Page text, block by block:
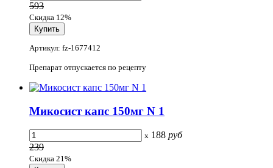
593
Скидка 12%
Артикул: fz-1677412
Препарат отпускается по рецепту
Микосист капс 150мг N 1
x 188 руб
239
Скидка 21%